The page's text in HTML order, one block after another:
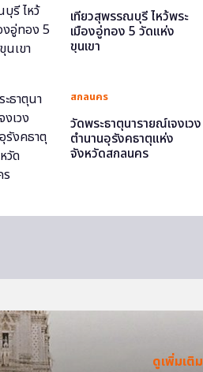
เที่ยวสุพรรณบุรี ไหว้พระ
เมืองอู่ทอง 5 วัดแห่ง
ขุนเขา
สกลนคร
วัดพระธาตุนารายณ์เจงเวง
ตำนานอุรังคธาตุแห่ง
จังหวัดสกลนคร
ดูเพิ่มเติม